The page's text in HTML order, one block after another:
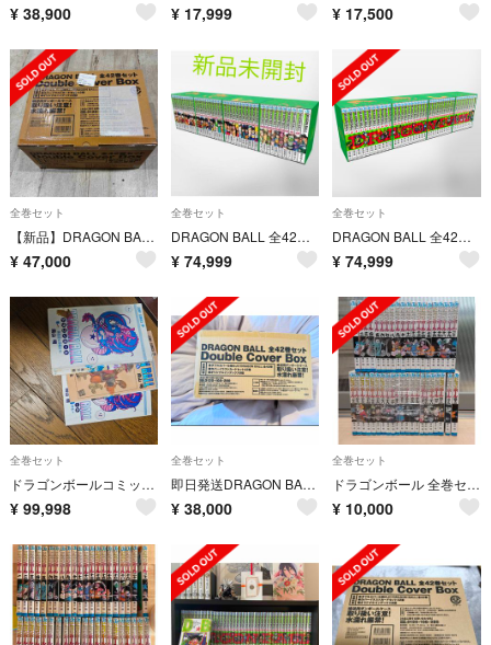
¥ 38,900 ¥ 17,999 ¥ 17,500
全巻セット
【新品】DRAGON BALL 全42巻セット Double Cover Box
¥ 47,000
全巻セット
DRAGON BALL 全42巻セット Double Cover Box
¥ 74,999
全巻セット
DRAGON BALL 全42巻セット Double Cover Box
¥ 74,999
全巻セット
ドラゴンボールコミック1巻～42巻
¥ 99,998
全巻セット
即日発送DRAGON BALL 全42巻セット Double Cover Box
¥ 38,000
全巻セット
ドラゴンボール 全巻セット 1巻〜42巻 鳥山明 集英社 旧装丁版
¥ 10,000